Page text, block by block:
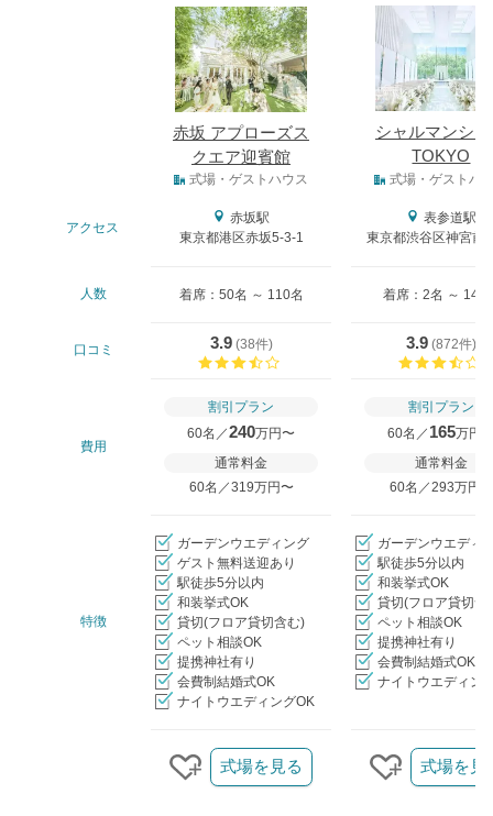
赤坂 アプローズス
クエア迎賓館
シャルマンシ
TOKYO
式場・ゲストハウス 式場・ゲストハ
アクセス
赤坂駅
東京都港区赤坂5-3-1
表参道駅
東京都渋谷区神宮前
人数 着席：50名 ～ 110名 着席：2名 ～ 140
口コミ 3.9(38件)
3.9 (872件)
費用
割引プラン
60名／240万円〜
通常料金
60名／319万円〜
割引プラン
60名／ 165万円
通常料金
60名／293万円〜
特徴
ガーデンウエディング
ゲスト無料送迎あり
駅徒歩5分以内
和装挙式OK
貸切(フロア貸切含む)
ペット相談OK
提携神社有り
会費制結婚式OK
ナイトウエディングOK
ガーデンウエディ
駅徒歩5分以内
和装挙式OK
貸切(フロア貸切含
ペット相談OK
提携神社有り
会費制結婚式OK
ナイトウエディン
クリップする
式場を見る
クリップす
式場を見